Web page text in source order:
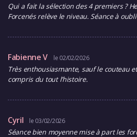
Qui a fait la sélection des 4 premiers ?
Forcenés relève le niveau. Séance à
Fabienne V le 02/02/2026
Très enthousiasmante, sauf le couteau
compris du tout l’histoire.
Cyril le 03/02/2026
Séance bien moyenne mise à part les